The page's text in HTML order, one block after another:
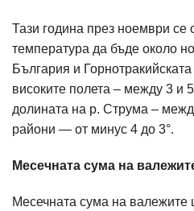
Тази година през ноември се
температура да бъде около
България и
високите полета – между 3 и
долината на р. Струма –
райони — от минус 4 до 3°.
Месечната сума на
Месечната сума на валежите